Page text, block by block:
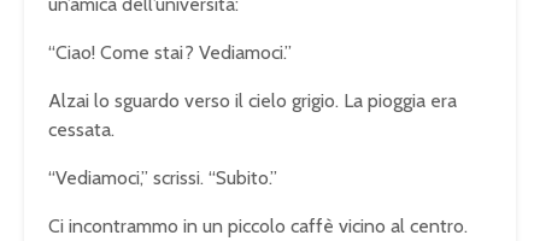
“Ciao! Come stai? Vediamoci.”
Alzai lo sguardo verso il cielo grigio. La pioggia era
cessata.
“Vediamoci,” scrissi. “Subito.”
Ci incontrammo in un piccolo caffè vicino al centro.